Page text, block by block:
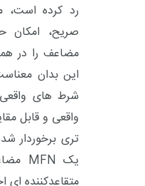
رد کرده است،
صریح، امکان
مضاعف را در
این بدان
شرط های
واقعی و قابل
تری برخوردار
یکMFN
متقاعدکننده